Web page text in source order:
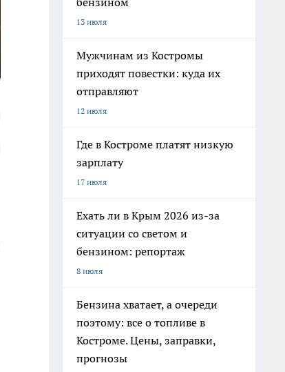
13 июля
Мужчинам из Костромы
приходят повестки: куда их
отправляют
12 июля
Где в Костроме платят низкую
зарплату
17 июля
Ехать ли в Крым 2026 из-за
ситуации со светом и
бензином: репортаж
8 июля
Бензина хватает, а очереди
поэтому: все о топливе в
Костроме. Цены, заправки,
прогнозы